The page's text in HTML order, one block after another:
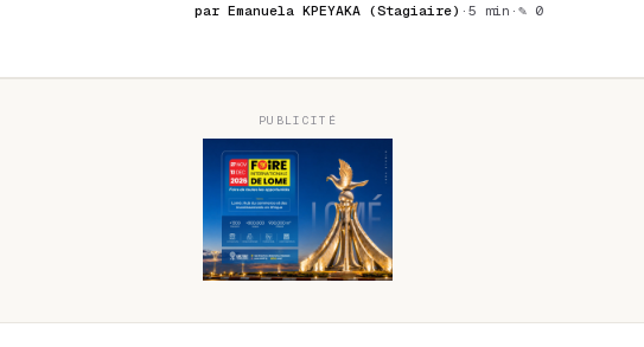
par Emanuela KPEYAKA (Stagiaire) ·5 min ·✎ 0
PUBLICITÉ